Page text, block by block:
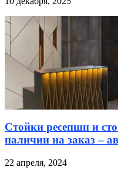
Стойки ресепшн и
наличии на заказ –
22 апреля, 2024